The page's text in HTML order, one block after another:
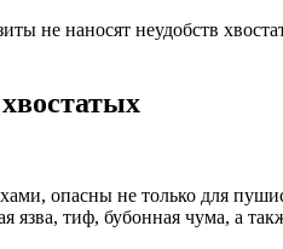
не наносят неудобств
опасны не только для
язва, тиф, бубонная чума, а